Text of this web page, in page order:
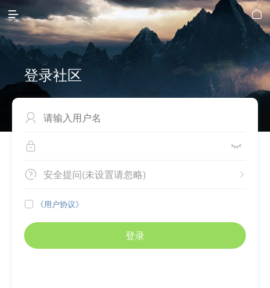
 
登录社区

 
 
安全提问(未设置请忽略)
 《用户协议》
登录